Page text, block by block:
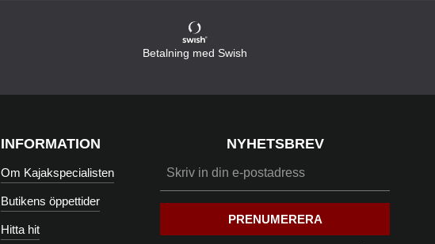
Betalning med Swish
INFORMATION
Om Kajakspecialisten
Butikens öppettider
Hitta hit
NYHETSBREV
PRENUMERERA